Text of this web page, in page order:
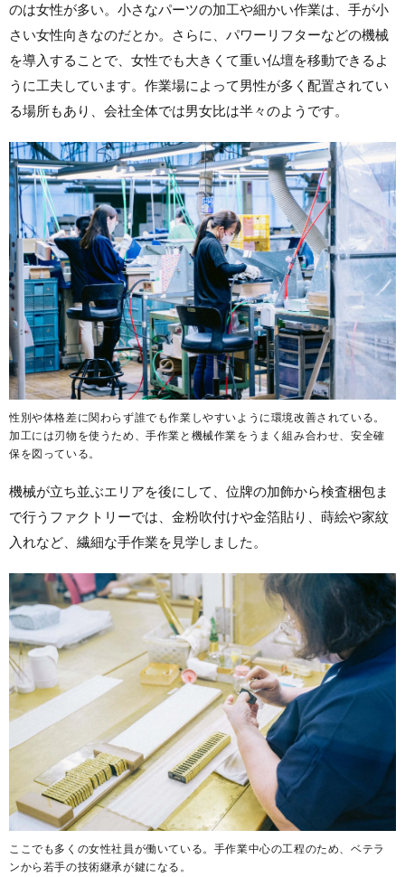
のは女性が多い。小さなパーツの加工や細かい作業は、手が小
さい女性向きなのだとか。さらに、パワーリフターなどの機械
を導入することで、女性でも大きくて重い仏壇を移動できるよ
うに工夫しています。作業場によって男性が多く配置されてい
る場所もあり、会社全体では男女比は半々のようです。
性別や体格差に関わらず誰でも作業しやすいように環境改善されている。
加工には刃物を使うため、手作業と機械作業をうまく組み合わせ、安全確
保を図っている。
機械が立ち並ぶエリアを後にして、位牌の加飾から検査梱包ま
で行うファクトリーでは、金粉吹付けや金箔貼り、蒔絵や家紋
入れなど、繊細な手作業を見学しました。
ここでも多くの女性社員が働いている。手作業中心の工程のため、ベテラ
ンから若手の技術継承が鍵になる。